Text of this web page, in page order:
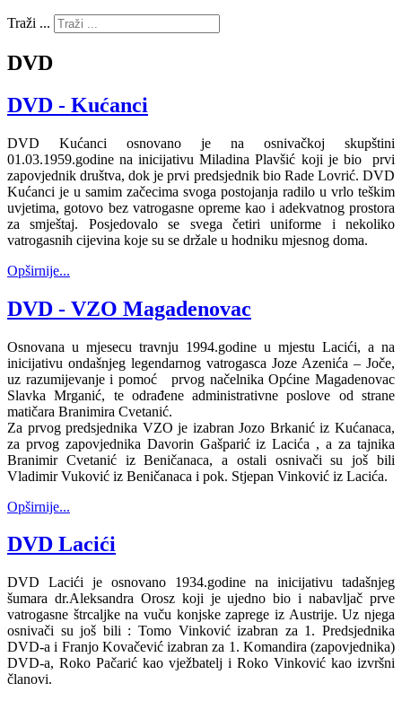
Traži ...
DVD
DVD - Kućanci
DVD Kućanci osnovano je na osnivačkoj skupštini
01.03.1959.godine na inicijativu Miladina Plavšić koji je bio prvi
zapovjednik društva, dok je prvi predsjednik bio Rade Lovrić. DVD
Kućanci je u samim začecima svoga postojanja radilo u vrlo teškim
uvjetima, gotovo bez vatrogasne opreme kao i adekvatnog prostora
za smještaj. Posjedovalo se svega četiri uniforme i nekoliko
vatrogasnih cijevina koje su se držale u hodniku mjesnog doma.
Opširnije...
DVD - VZO Magadenovac
Osnovana u mjesecu travnju 1994.godine u mjestu Lacići, a na
inicijativu ondašnjeg legendarnog vatrogasca Joze Azenića – Joče,
uz razumijevanje i pomoć prvog načelnika Općine Magadenovac
Slavka Mrganić, te odrađene administrativne poslove od strane
matičara Branimira Cvetanić.
Za prvog predsjednika VZO je izabran Jozo Brkanić iz Kućanaca,
za prvog zapovjednika Davorin Gašparić iz Lacića , a za tajnika
Branimir Cvetanić iz Beničanaca, a ostali osnivači su još bili
Vladimir Vuković iz Beničanaca i pok. Stjepan Vinković iz Lacića.
Opširnije...
DVD Lacići
DVD Lacići je osnovano 1934.godine na inicijativu tadašnjeg
šumara dr.Aleksandra Orosz koji je ujedno bio i nabavljač prve
vatrogasne štrcaljke na vuču konjske zaprege iz Austrije. Uz njega
osnivači su još bili : Tomo Vinković izabran za 1. Predsjednika
DVD-a i Franjo Kovačević izabran za 1. Komandira (zapovjednika)
DVD-a, Roko Pačarić kao vježbatelj i Roko Vinković kao izvršni
članovi.